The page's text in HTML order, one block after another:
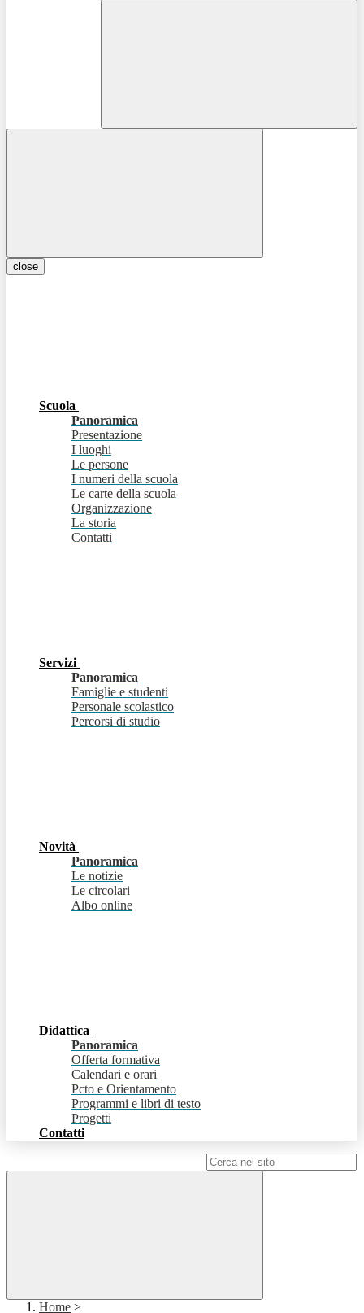
close
Scuola
Panoramica
Presentazione
I luoghi
Le persone
I numeri della scuola
Le carte della scuola
Organizzazione
La storia
Contatti
Servizi
Panoramica
Famiglie e studenti
Personale scolastico
Percorsi di studio
Novità
Panoramica
Le notizie
Le circolari
Albo online
Didattica
Panoramica
Offerta formativa
Calendari e orari
Pcto e Orientamento
Programmi e libri di testo
Progetti
Contatti
Home >